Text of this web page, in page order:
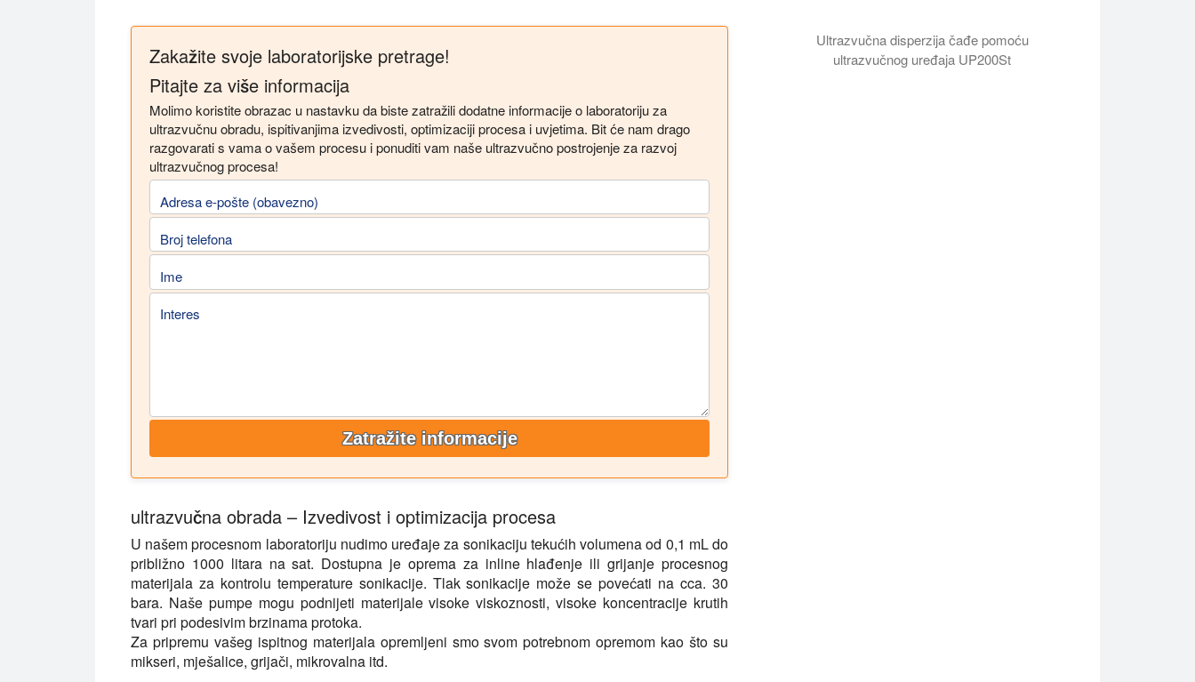
Zakažite svoje laboratorijske pretrage!
Pitajte za više informacija
Molimo koristite obrazac u nastavku da biste zatražili dodatne informacije o laboratoriju za
ultrazvučnu obradu, ispitivanjima izvedivosti, optimizaciji procesa i uvjetima. Bit će nam drago
razgovarati s vama o vašem procesu i ponuditi vam naše ultrazvučno postrojenje za razvoj
ultrazvučnog procesa!
Adresa e-pošte (obavezno)
Broj telefona
Ime
Interes
Zatražite informacije
ultrazvučna obrada – Izvedivost i optimizacija procesa
U našem procesnom laboratoriju nudimo uređaje za sonikaciju tekućih volumena od 0,1 mL do
približno 1000 litara na sat. Dostupna je oprema za inline hlađenje ili grijanje procesnog
materijala za kontrolu temperature sonikacije. Tlak sonikacije može se povećati na cca. 30
bara. Naše pumpe mogu podnijeti materijale visoke viskoznosti, visoke koncentracije krutih
tvari pri podesivim brzinama protoka.
Za pripremu vašeg ispitnog materijala opremljeni smo svom potrebnom opremom kao što su
mikseri, mješalice, grijači, mikrovalna itd.
Ultrazvučna disperzija čađe pomoću
ultrazvučnog uređaja UP200St